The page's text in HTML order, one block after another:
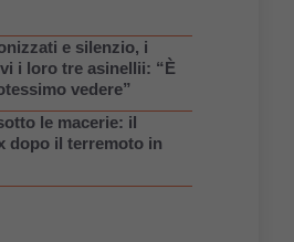
e silenzio, i
i loro tre asinellii: “È
vedere”
le macerie: il
dopo il terremoto in